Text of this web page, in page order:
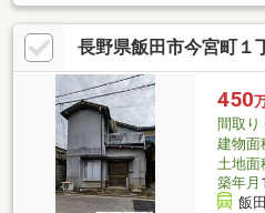
長野県飯田市今宮町１
450
間取り
建物面
土地面
築年月
飯